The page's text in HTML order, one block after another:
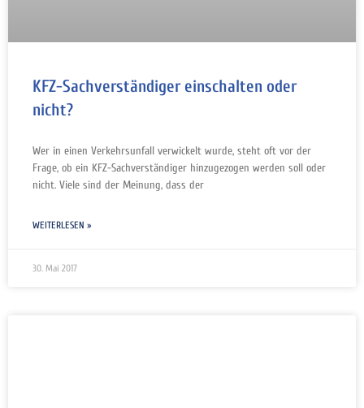
KFZ-Sachverständiger einschalten oder
nicht?
Wer in einen Verkehrsunfall verwickelt wurde, steht oft vor der
Frage, ob ein KFZ-Sachverständiger hinzugezogen werden soll oder
nicht. Viele sind der Meinung, dass der
WEITERLESEN »
30. Mai 2017